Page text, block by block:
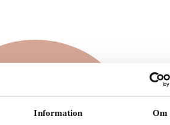
Information Om
för just dig?